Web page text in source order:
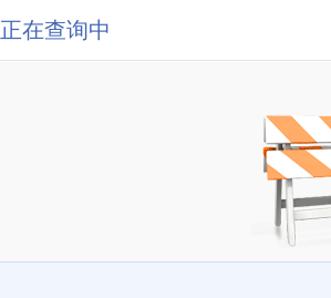
正在查询中